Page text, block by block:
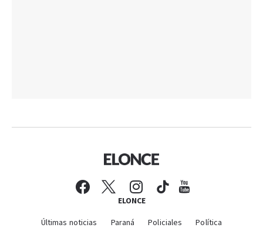
ELONCE
Últimas noticias Paraná Policiales Política